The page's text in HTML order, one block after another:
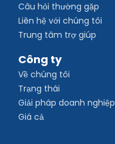
Câu hỏi thường gặp
Liên hệ với chúng tôi
Trung tâm trợ giúp
Công ty
Về chúng tôi
Trạng thái
Giải pháp doanh nghiệp
Giá cả